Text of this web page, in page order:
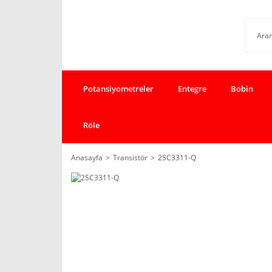
Potansiyometreler Entegre Bobin
Röle
Anasayfa Transistör
2SC3311-Q